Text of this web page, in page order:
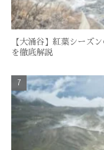
【大涌谷】紅葉シーズ
を徹底解説